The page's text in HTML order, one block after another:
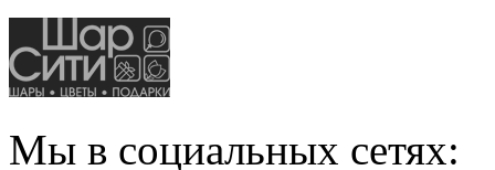
Мы в социальных сетях: